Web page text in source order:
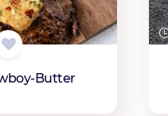
Butter